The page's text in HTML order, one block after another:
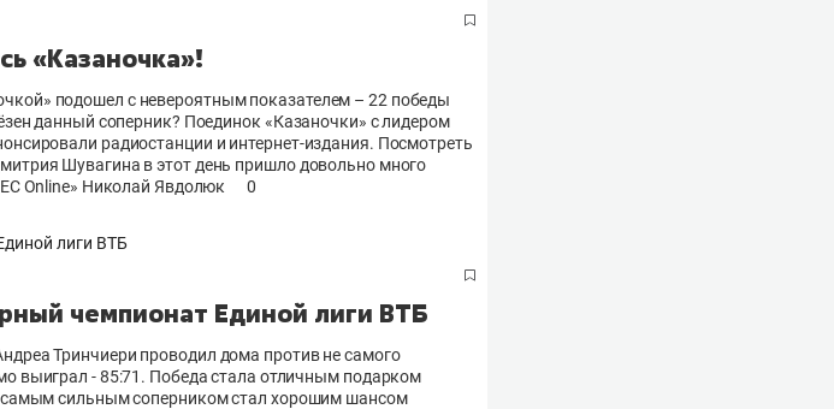
«Казаночка»!
подошел с невероятным показателем – 22 победы
данный соперник? Поединок «Казаночки» с лидером
радиостанции и интернет-издания. Посмотреть
Шувагина в этот день пришло довольно много
Online» Николай Явдолюк
0
чемпионат Единой лиги ВТБ
Тринчиери проводил дома против не самого
выиграл - 85:71. Победа стала отличным подарком
самым сильным соперником стал хорошим шансом